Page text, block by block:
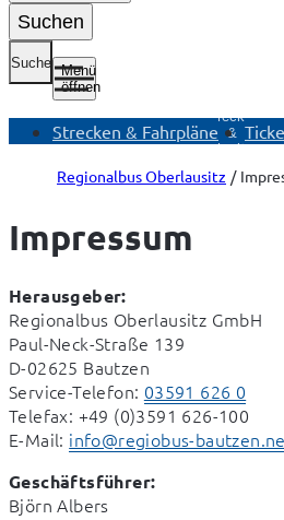
Suchen
Suche
Menü
öffnen
Strecken & Fahrpläne
Strecken
&
Fahrpläne
Regionalbus Oberlausitz
Impressum
Herausgeber:
Regionalbus Oberlausitz GmbH
Paul-Neck-Straße 139
D-02625 Bautzen
Service-Telefon: 03591 626 0
Telefax: +49 (0)3591 626-100
E-Mail: info@regiobus-
Geschäftsführer:
Björn Albers